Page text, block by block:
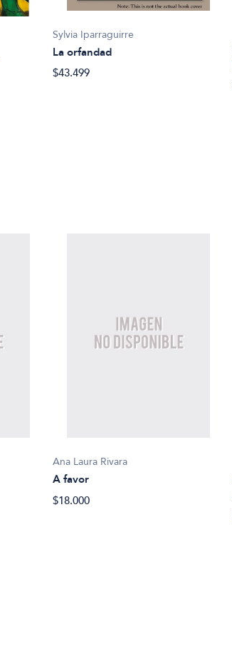
Sylvia Iparraguirre
La orfandad
$43.499
Ana Laura Rivara
A favor
$18.000